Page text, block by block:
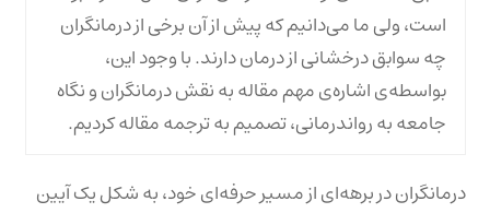
است، ولی ما می‌دانیم که پیش از آن برخی از درمانگران
چه سوابق درخشانی از درمان دارند. با وجود این،
بواسطه‌ی اشاره‌ی مهم مقاله به نقش درمانگران و نگاه
جامعه به رواندرمانی، تصمیم به ترجمه مقاله کردیم.
درمانگران در برهه‌ای از مسیر حرفه‌ای‌ خود، به شکل یک آیین